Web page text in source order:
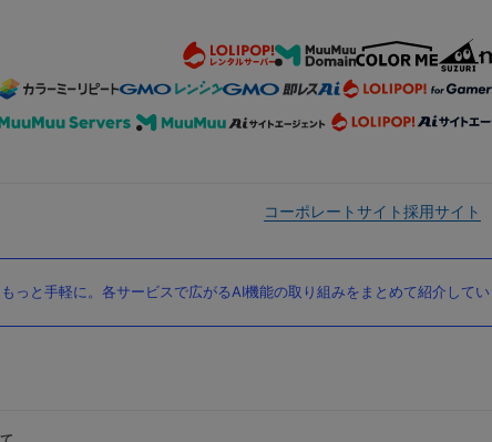
コーポレートサイト採用サイト
っと手軽に。各サービスで広がるAI機能の取り組みをまとめて紹介してい